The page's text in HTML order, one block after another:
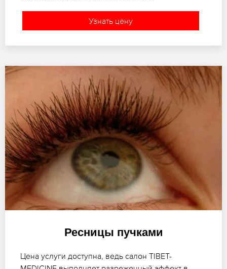
Узнать цену
Ресницы пучками
Цена услуги доступна, ведь салон TIBET-